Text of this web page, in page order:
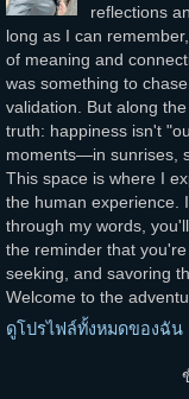
reflections
long as I can
of meaning and
was something to
validation. But along
truth: happiness isn't
moments—in sunrises,
This space is where I
the human experience.
through my words,
the reminder that
seeking, and savoring
Welcome to the
ดูโปรไฟล์ทั้งหมดของฉัน